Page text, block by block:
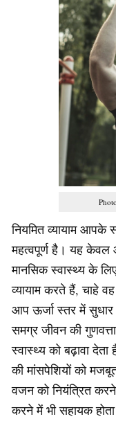
नियमित व्यायाम
महत्वपूर्ण है। यह
मानसिक स्वास्थ्य के
व्यायाम करते हैं, चाहे वह
आप ऊर्जा स्तर में
समग्र जीवन की
स्वास्थ्य को बढ़ावा
की मांसपेशियों को
वजन को नियंत्रित
करने में भी सहायक